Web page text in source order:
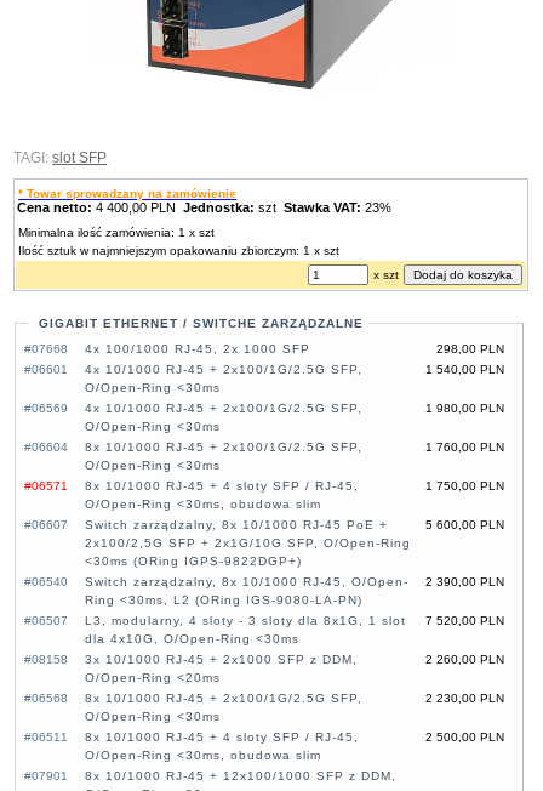
TAGI:slot SFP
* Towar sprowadzany na zamówienie
Cena netto: 4 400,00 PLNJednostka: sztStawka VAT: 23%
Minimalna ilość zamówienia: 1 x szt
Ilość sztuk w najmniejszym opakowaniu zbiorczym: 1 x szt
x szt
GIGABIT ETHERNET / SWITCHE ZARZĄDZALNE
#07668
298,00 PLN
4x 100/1000 RJ-45, 2x 1000 SFP
#06601
1 540,00 PLN
4x 10/1000 RJ-45 + 2x100/1G/2.5G SFP,
O/Open-Ring <30ms
#06569
1 980,00 PLN
4x 10/1000 RJ-45 + 2x100/1G/2.5G SFP,
O/Open-Ring <30ms
#06604
1 760,00 PLN
8x 10/1000 RJ-45 + 2x100/1G/2.5G SFP,
O/Open-Ring <30ms
#06571
1 750,00 PLN
8x 10/1000 RJ-45 + 4 sloty SFP / RJ-45,
O/Open-Ring <30ms, obudowa slim
#06607
5 600,00 PLN
Switch zarządzalny, 8x 10/1000 RJ-45 PoE +
2x100/2,5G SFP + 2x1G/10G SFP, O/Open-Ring
<30ms (ORing IGPS-9822DGP+)
#06540
2 390,00 PLN
Switch zarządzalny, 8x 10/1000 RJ-45, O/Open-
Ring <30ms, L2 (ORing IGS-9080-LA-PN)
#06507
7 520,00 PLN
L3, modularny, 4 sloty - 3 sloty dla 8x1G, 1 slot
dla 4x10G, O/Open-Ring <30ms
#08158
2 260,00 PLN
3x 10/1000 RJ-45 + 2x1000 SFP z DDM,
O/Open-Ring <20ms
#06568
2 230,00 PLN
8x 10/1000 RJ-45 + 2x100/1G/2.5G SFP,
O/Open-Ring <30ms
#06511
2 500,00 PLN
8x 10/1000 RJ-45 + 4 sloty SFP / RJ-45,
O/Open-Ring <30ms, obudowa slim
#07901
8x 10/1000 RJ-45 + 12x100/1000 SFP z DDM,